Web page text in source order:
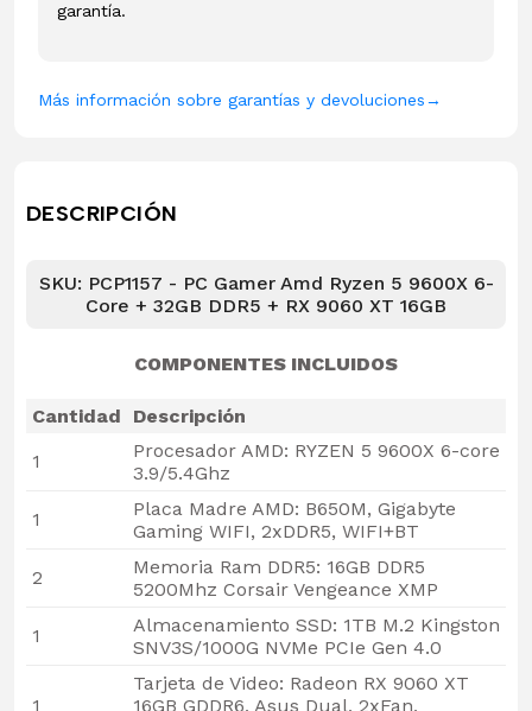
garantía.
Más información sobre garantías y devoluciones→
DESCRIPCIÓN
SKU: PCP1157 - PC Gamer Amd Ryzen 5 9600X 6-
Core + 32GB DDR5 + RX 9060 XT 16GB
COMPONENTES INCLUIDOS
Cantidad
Descripción
1
Procesador AMD: RYZEN 5 9600X 6-core
3.9/5.4Ghz
1
Placa Madre AMD: B650M, Gigabyte
Gaming WIFI, 2xDDR5, WIFI+BT
2
Memoria Ram DDR5: 16GB DDR5
5200Mhz Corsair Vengeance XMP
1
Almacenamiento SSD: 1TB M.2 Kingston
SNV3S/1000G NVMe PCIe Gen 4.0
1
Tarjeta de Video: Radeon RX 9060 XT
16GB GDDR6, Asus Dual, 2xFan,